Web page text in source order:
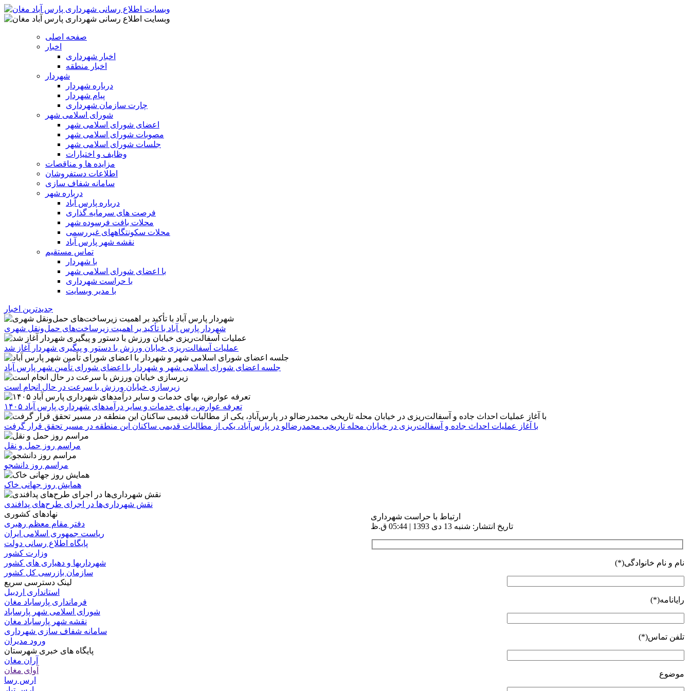
صفحه اصلی
اخبار
اخبار شهرداری
اخبار منطقه
شهردار
درباره شهردار
پیام شهردار
چارت سازمان شهرداری
شورای اسلامی شهر
اعضای شورای اسلامی شهر
مصوبات شورای اسلامی شهر
جلسات شورای اسلامی شهر
وظایف و اختیارات
مزایده ها و مناقصات
اطلاعات دستفروشان
سامانه شفاف سازی
درباره شهر
درباره پارس آباد
فرصت های سرمایه گذاری
محلات بافت فرسوده شهر
محلات سکونتگاههای غیررسمی
نقشه شهر پارس آباد
تماس مستقیم
با شهردار
با اعضای شورای اسلامی شهر
با حراست شهرداری
با مدیر وبسایت
جدیدترین اخبار
شهردار پارس آباد با تأکید بر اهمیت زیرساخت‌های حمل‌ونقل شهری
عملیات آسفالت‌ریزی خیابان ورزش با دستور و پیگیری شهردار آغاز شد
جلسه اعضای شورای اسلامی شهر و شهردار با اعضای شورای تأمین شهر پارس آباد
زیرسازی خیابان ورزش با سرعت در حال انجام است
تعرفه عوارض، بهای خدمات و سایر درآمدهای شهرداری پارس آباد ۱۴۰۵
با آغاز عملیات احداث جاده و آسفالت‌ریزی در خیابان محله تاریخی محمدرضالو در پارس‌آباد، یکی از مطالبات قدیمی ساکنان این منطقه در مسیر تحقق قرار گرفت
مراسم روز حمل و نقل
مراسم روز دانشجو
همایش روز جهانی خاک
نقش شهرداری‌ها در اجرای طرح‌های پدافندی
ارتباط با حراست شهرداری
تاریخ انتشار: شنبه 13 دی 1393 | 05:44 ق.ظ
نام و نام خانوادگی(*)
رایانامه(*)
تلفن تماس(*)
موضوع
نهادهای کشوری
دفتر مقام معظم رهبری
ریاست جمهوری اسلامی ایران
پایگاه اطلاع رسانی دولت
وزارت کشور
شهرداریها و دهیاری های کشور
سازمان بازرسی کل کشور
لینک دسترسی سریع
استانداری اردبیل
فرمانداری پارساباد مغان
شورای اسلامی شهر پارساباد
نقشه شهر پارساباد مغان
سامانه شفاف سازی شهرداری
ورود مدیران
پایگاه های خبری شهرستان
آران مغان
آوای مغان
ارس رسا